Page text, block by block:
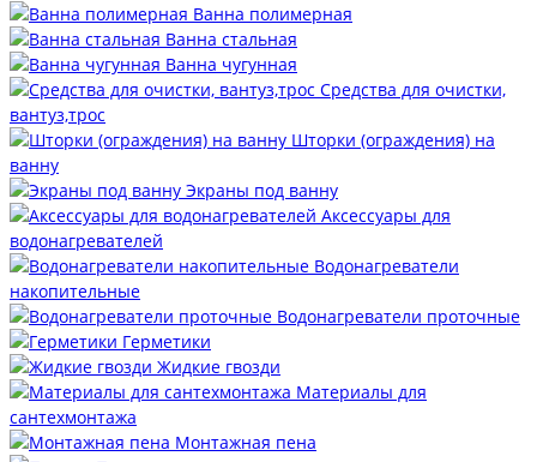
Ванна полимерная
Ванна стальная
Ванна чугунная
Средства для очистки,
вантуз,трос
Шторки (ограждения) на
ванну
Экраны под ванну
Аксессуары для
водонагревателей
Водонагреватели
накопительные
Водонагреватели проточные
Герметики
Жидкие гвозди
Материалы для
сантехмонтажа
Монтажная пена